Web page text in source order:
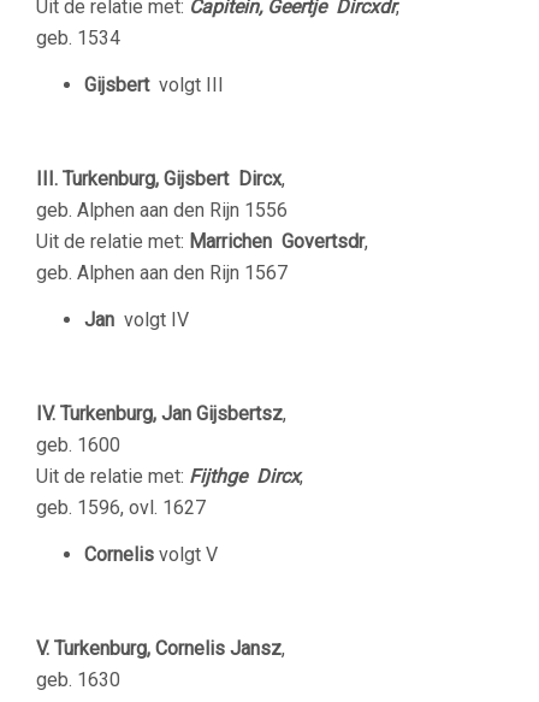
Uit de relatie met: Capitein, Geertje Dircxdr,
geb. 1534
Gijsbert volgt III
III. Turkenburg, Gijsbert Dircx,
geb. Alphen aan den Rijn 1556
Uit de relatie met: Marrichen Govertsdr,
geb. Alphen aan den Rijn 1567
Jan volgt IV
IV. Turkenburg, Jan Gijsbertsz,
geb. 1600
Uit de relatie met: Fijthge Dircx,
geb. 1596, ovl. 1627
Cornelis volgt V
V. Turkenburg, Cornelis Jansz,
geb. 1630